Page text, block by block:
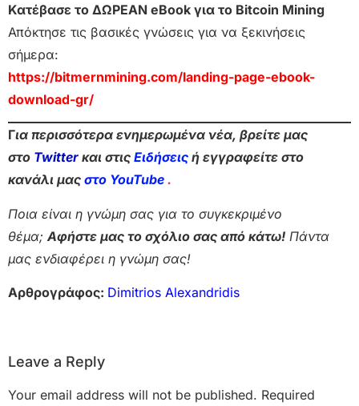
Κατέβασε το ΔΩΡΕΑΝ eBook για το Bitcoin Mining
Απόκτησε τις βασικές γνώσεις για να ξεκινήσεις
σήμερα:
https://bitmernmining.com/landing-page-ebook-
download-gr/
Για περισσότερα ενημερωμένα νέα, βρείτε μας
στο Twitter και στις Ειδήσεις ή εγγραφείτε στο
κανάλι μας στο YouTube .
Ποια είναι η γνώμη σας για το συγκεκριμένο
θέμα; Αφήστε μας το σχόλιο σας από κάτω! Πάντα
μας ενδιαφέρει η γνώμη σας!
Αρθρογράφος: Dimitrios Alexandridis
Leave a Reply
Your email address will not be published. Required